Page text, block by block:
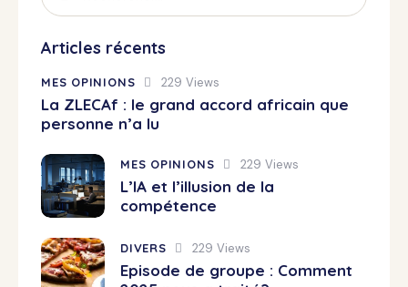
Articles récents
MES OPINIONS 229 Views
La ZLECAf : le grand accord africain que
personne n’a lu
MES OPINIONS 229 Views
L’IA et l’illusion de la
compétence
DIVERS 229 Views
Episode de groupe : Comment